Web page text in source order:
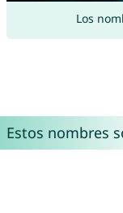
Los
Estos nombres